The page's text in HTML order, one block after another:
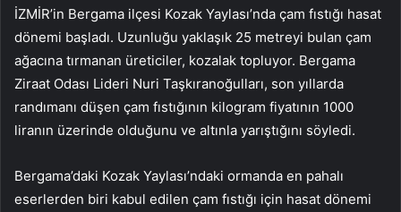
İZMİR’in Bergama ilçesi Kozak Yaylası’nda çam fıstığı hasat
dönemi başladı. Uzunluğu yaklaşık 25 metreyi bulan çam
ağacına tırmanan üreticiler, kozalak topluyor. Bergama
Ziraat Odası Lideri Nuri Taşkıranoğulları, son yıllarda
randımanı düşen çam fıstığının kilogram fiyatının 1000
liranın üzerinde olduğunu ve altınla yarıştığını söyledi.
Bergama’daki Kozak Yaylası’ndaki ormanda en pahalı
eserlerden biri kabul edilen çam fıstığı için hasat dönemi